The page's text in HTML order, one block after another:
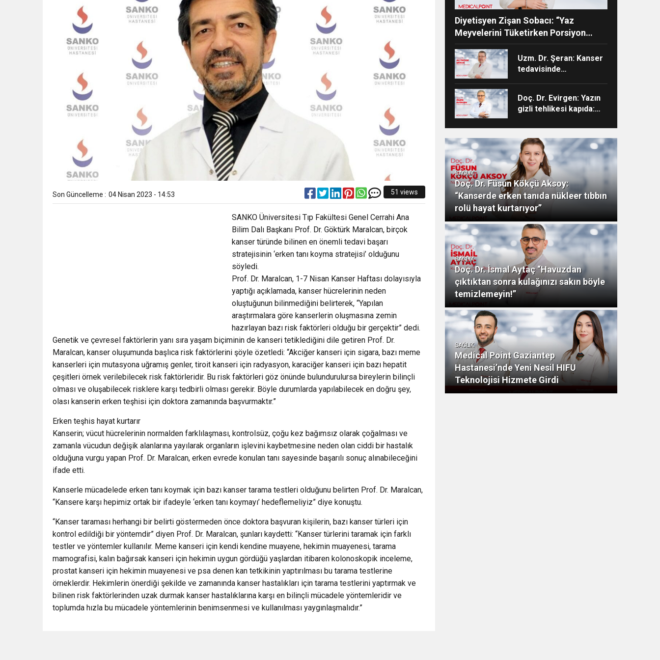
Son Güncelleme : 04 Nisan 2023 - 14:53 51 views
SANKO Üniversitesi Tıp Fakültesi Genel Cerrahi Ana
Bilim Dalı Başkanı Prof. Dr. Göktürk Maralcan, birçok
kanser türünde bilinen en önemli tedavi başarı
stratejisinin ‘erken tanı koyma stratejisi’ olduğunu
söyledi.
Prof. Dr. Maralcan, 1-7 Nisan Kanser Haftası dolayısıyla
yaptığı açıklamada, kanser hücrelerinin neden
oluştuğunun bilinmediğini belirterek, “Yapılan
araştırmalara göre kanserlerin oluşmasına zemin
hazırlayan bazı risk faktörleri olduğu bir gerçektir” dedi.
Genetik ve çevresel faktörlerin yanı sıra yaşam biçiminin de kanseri tetiklediğini dile getiren Prof. Dr.
Maralcan, kanser oluşumunda başlıca risk faktörlerini şöyle özetledi: “Akciğer kanseri için sigara, bazı meme
kanserleri için mutasyona uğramış genler, tiroit kanseri için radyasyon, karaciğer kanseri için bazı hepatit
çeşitleri örnek verilebilecek risk faktörleridir. Bu risk faktörleri göz önünde bulundurulursa bireylerin bilinçli
olması ve oluşabilecek risklere karşı tedbirli olması gerekir. Böyle durumlarda yapılabilecek en doğru şey,
olası kanserin erken teşhisi için doktora zamanında başvurmaktır.”
Erken teşhis hayat kurtarır
Kanserin; vücut hücrelerinin normalden farklılaşması, kontrolsüz, çoğu kez bağımsız olarak çoğalması ve
zamanla vücudun değişik alanlarına yayılarak organların işlevini kaybetmesine neden olan ciddi bir hastalık
olduğuna vurgu yapan Prof. Dr. Maralcan, erken evrede konulan tanı sayesinde başarılı sonuç alınabileceğini
ifade etti.
Kanserle mücadelede erken tanı koymak için bazı kanser tarama testleri olduğunu belirten Prof. Dr. Maralcan,
“Kansere karşı hepimiz ortak bir ifadeyle ‘erken tanı koymayı’ hedeflemeliyiz” diye konuştu.
“Kanser taraması herhangi bir belirti göstermeden önce doktora başvuran kişilerin, bazı kanser türleri için
kontrol edildiği bir yöntemdir” diyen Prof. Dr. Maralcan, şunları kaydetti: “Kanser türlerini taramak için farklı
testler ve yöntemler kullanılır. Meme kanseri için kendi kendine muayene, hekimin muayenesi, tarama
mamografisi, kalın bağırsak kanseri için hekimin uygun gördüğü yaşlardan itibaren kolonoskopik inceleme,
prostat kanseri için hekimin muayenesi ve psa denen kan tetkikinin yaptırılması bu tarama testlerine
örneklerdir. Hekimlerin önerdiği şekilde ve zamanında kanser hastalıkları için tarama testlerini yaptırmak ve
bilinen risk faktörlerinden uzak durmak kanser hastalıklarına karşı en bilinçli mücadele yöntemleridir ve
toplumda hızla bu mücadele yöntemlerinin benimsenmesi ve kullanılması yaygınlaşmalıdır.”
Diyetisyen Zişan Sobacı: “Yaz
Meyvelerini Tüketirken Porsiyon
Kontrolüne Dikkat”
Uzm. Dr. Şeran: Kanser
tedavisinde
Doç. Dr. Evirgen: Yazın
gizli tehlikesi kapıda:
artıyor!
SAĞLIK
Doç. Dr. Füsun Kökçü Aksoy:
“Kanserde erken tanıda nükleer tıbbın
rolü hayat kurtarıyor”
SAĞLIK
Doç. Dr. İsmal Aytaç “Havuzdan
çıktıktan sonra kulağınızı sakın böyle
temizlemeyin!”
SAĞLIK
Medical Point Gaziantep
Hastanesi’nde Yeni Nesil HIFU
Teknolojisi Hizmete Girdi